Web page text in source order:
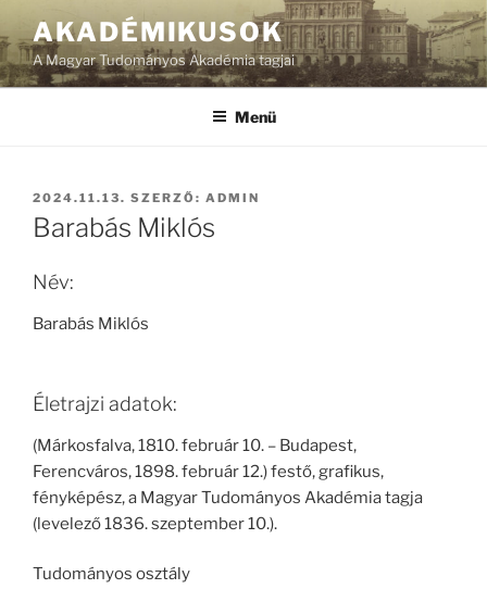
AKADÉMIKUSOK
A Magyar Tudományos Akadémia tagjai
Menü
BEKÜLDVE:
2024.11.13. SZERZŐ: ADMIN
Barabás Miklós
Név:
Barabás Miklós
Életrajzi adatok:
(Márkosfalva, 1810. február 10. – Budapest,
Ferencváros, 1898. február 12.) festő, grafikus,
fényképész, a Magyar Tudományos Akadémia tagja
(levelező 1836. szeptember 10.).
Tudományos osztály